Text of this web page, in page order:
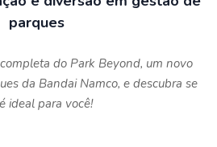
parques
do Park Beyond, um novo
da Bandai Namco, e descubra se
ideal para você!